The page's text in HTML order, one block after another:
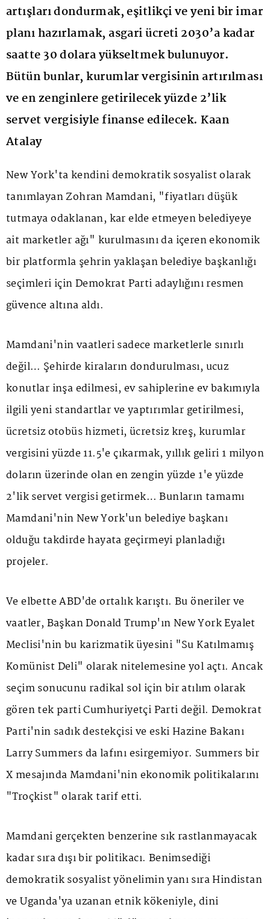
artışları dondurmak, eşitlikçi ve yeni bir imar
planı hazırlamak, asgari ücreti 2030’a kadar
saatte 30 dolara yükseltmek bulunuyor.
Bütün bunlar, kurumlar vergisinin artırılması
ve en zenginlere getirilecek yüzde 2’lik
servet vergisiyle finanse edilecek. Kaan
Atalay
New York'ta kendini demokratik sosyalist olarak
tanımlayan Zohran Mamdani, "fiyatları düşük
tutmaya odaklanan, kar elde etmeyen belediyeye
ait marketler ağı" kurulmasını da içeren ekonomik
bir platformla şehrin yaklaşan belediye başkanlığı
seçimleri için Demokrat Parti adaylığını resmen
güvence altına aldı.
Mamdani'nin vaatleri sadece marketlerle sınırlı
değil… Şehirde kiraların dondurulması, ucuz
konutlar inşa edilmesi, ev sahiplerine ev bakımıyla
ilgili yeni standartlar ve yaptırımlar getirilmesi,
ücretsiz otobüs hizmeti, ücretsiz kreş, kurumlar
vergisini yüzde 11.5'e çıkarmak, yıllık geliri 1 milyon
doların üzerinde olan en zengin yüzde 1'e yüzde
2'lik servet vergisi getirmek… Bunların tamamı
Mamdani'nin New York'un belediye başkanı
olduğu takdirde hayata geçirmeyi planladığı
projeler.
Ve elbette ABD'de ortalık karıştı. Bu öneriler ve
vaatler, Başkan Donald Trump'ın New York Eyalet
Meclisi'nin bu karizmatik üyesini "Su Katılmamış
Komünist Deli" olarak nitelemesine yol açtı. Ancak
seçim sonucunu radikal sol için bir atılım olarak
gören tek parti Cumhuriyetçi Parti değil. Demokrat
Parti'nin sadık destekçisi ve eski Hazine Bakanı
Larry Summers da lafını esirgemiyor. Summers bir
X mesajında Mamdani'nin ekonomik politikalarını
"Troçkist" olarak tarif etti.
Mamdani gerçekten benzerine sık rastlanmayacak
kadar sıra dışı bir politikacı. Benimsediği
demokratik sosyalist yönelimin yanı sıra Hindistan
ve Uganda'ya uzanan etnik kökeniyle, dini